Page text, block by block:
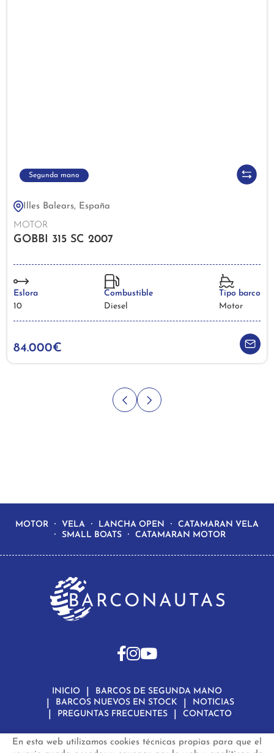
Segunda mano
Illes Balears, España
MOTOR
GOBBI 315 SC 2007
Eslora
10
Combustible
Diesel
Tipo barco
Motor
84.000€
En esta web utilizamos cookies técnicas propias para que el
MOTOR VELA LANCHA OPEN
CATAMARAN VELA
SMALL BOATS
CATAMARAN MOTOR
INICIO
BARCOS DE SEGUNDA MANO
BARCOS NUEVOS EN STOCK
NOTICIAS
PREGUNTAS FRECUENTES
CONTACTO
Aviso Legal
Política de Privacidad de Datos